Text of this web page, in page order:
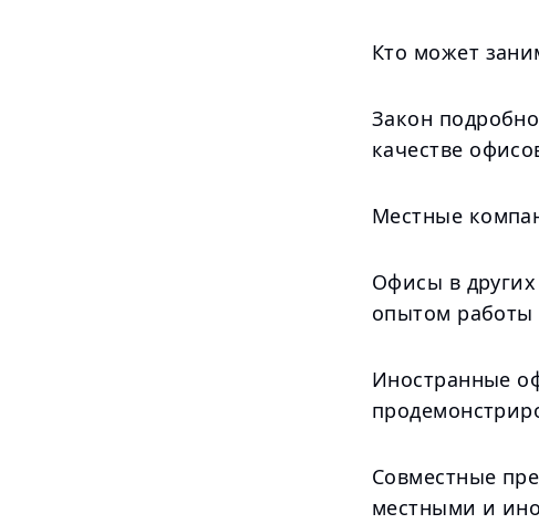
Кто может
Закон
качестве
Местные
Офисы в
опытом работы
Иностранные
Совместные
местными и